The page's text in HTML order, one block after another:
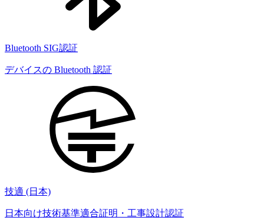
Bluetooth SIG認証
デバイスの Bluetooth 認証
技適 (日本)
日本向け技術基準適合証明・工事設計認証